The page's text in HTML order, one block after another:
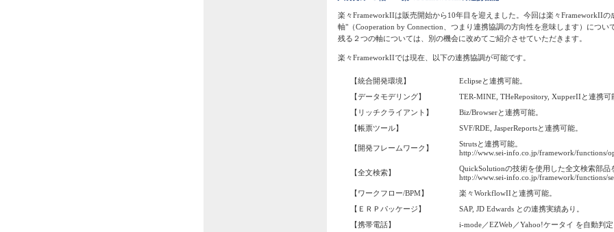
楽々FrameworkIIは販売開始から10年目を迎えました。今回は楽々FrameworkIIの
軸"（Cooperation by Connection、つまり連携協調の方向性を意味します）につ
残る２つの軸については、別の機会に改めてご紹介させていただきます。
楽々FrameworkIIでは現在、以下の連携協調が可能です。
【統合開発環境】 Eclipseと連携可能。
【データモデリング】 TER-MINE, THeRepository, XupperIIと連携可
【リッチクライアント】 Biz/Browserと連携可能。
【帳票ツール】 SVF/RDE, JasperReportsと連携可能。
【開発フレームワーク】
Strutsと連携可能。
http://www.sei-info.co.jp/framework/functions/
【全文検索】
QuickSolutionの技術を使用した全文検索部品
http://www.sei-info.co.jp/framework/functions/
【ワークフロー/BPM】 楽々WorkflowIIと連携可能。
【ＥＲＰパッケージ】 SAP, JD Edwards との連携実績あり。
【携帯電話】 i-mode／EZWeb／Yahoo!ケータイ を自動判定